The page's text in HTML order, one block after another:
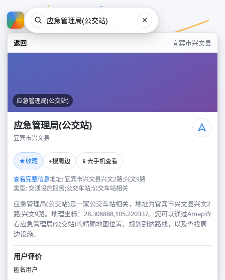
返回 宜宾市兴文县
应急管理局(公交站)
应急管理局(公交站)
宜宾市兴文县
★收藏 ⌖搜周边 📱 去手机查看
查看完整信息地址: 宜宾市兴文县兴文2路;兴文9路
类型: 交通设施服务;公交车站;公交车站相关
应急管理局(公交站)是一家公交车站相关，地址为宜宾市兴文县兴文2
路;兴文9路。地理坐标：28.306888,105.220337。您可以通过Amap查
看应急管理局(公交站)的精确地图位置、规划到达路线，以及查找周
边设施。
用户评价
匿名用户